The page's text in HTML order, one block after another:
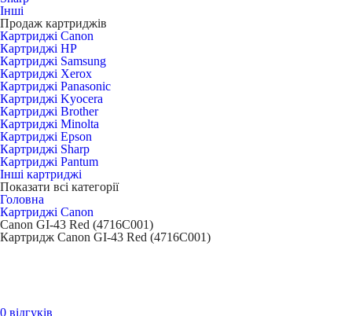
Інші
Продаж картриджів
Картриджі Canon
Картриджі HP
Картриджі Samsung
Картриджі Xerox
Картриджі Panasonic
Картриджі Kyocera
Картриджі Brother
Картриджі Minolta
Картриджі Epson
Картриджі Sharp
Картриджі Pantum
Інші картриджі
Показати всі категорії
Головна
Картриджі Canon
Canon GI-43 Red (4716C001)
Картридж Canon GI-43 Red (4716C001)
0 відгуків